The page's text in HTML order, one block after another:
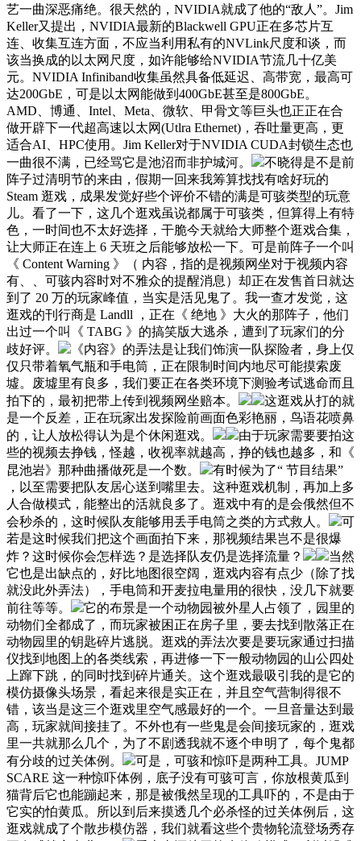
艺一曲深恶痛绝。很天然的，NVIDIA就成了他的“敌人”。Jim
Keller又提出，NVIDIA最新的Blackwell GPU正在多芯片互
连、收集互连方面，不应当利用私有的NVLink尺度和谈，而
该当换成的以太网尺度，如许能够给NVIDIA节流几十亿美
元。NVIDIA Infiniband收集虽然具备低延迟、高带宽，最高可
达200GbE，可是以太网能做到400GbE甚至是800GbE。
AMD、博通、Intel、Meta、微软、甲骨文等巨头也正正在合
做开辟下一代超高速以太网(Utlra Ethernet)，吞吐量更高，更
适合AI、HPC使用。Jim Keller对于NVIDIA CUDA封锁生态也
一曲很不满，已经骂它是池沼而非护城河。
不晓得是不是前
阵子过清明节的来由，假期一回来我筹算找找有啥好玩的
Steam 逛戏，成果发觉好些个评价不错的满是可骇类型的玩意
儿。看了一下，这几个逛戏虽说都属于可骇类，但算得上有特
色，一时间也不太好选择，干脆今天就给大师整个逛戏合集，
让大师正在连上 6 天班之后能够放松一下。可是前阵子一个叫
《 Content Warning 》（ 内容，指的是视频网坐对于视频内容
有、、可骇内容时对不雅众的提醒消息）却正在发售首日就达
到了 20 万的玩家峰值，当实是活见鬼了。我一查才发觉，这
逛戏的刊行商是 Landll ，正在《 绝地 》大火的那阵子，他们
出过一个叫《 TABG 》的搞笑版大逃杀，遭到了玩家们的分
歧好评。
《内容》的弄法是让我们饰演一队探险者，身上仅
仅只带着氧气瓶和手电筒，正在限制时间内地尽可能摸索废
墟。废墟里有良多，我们要正在各类环境下测验考试逃命而且
拍下的，最初把带上传到视频网坐赔本。
这逛戏从打的就
是一个反差，正在玩家出发探险前画面色彩艳丽，鸟语花喷鼻
的，让人放松得认为是个休闲逛戏。
由于玩家需要要拍这
些的视频去挣钱，怪越，收视率就越高，挣的钱也越多，和《
昆池岩》那种曲播做死是一个数。
有时候为了“ 节目结果”
，以至需要把队友居心送到嘴里去。这种逛戏机制，再加上多
人合做模式，能整出的活就良多了。逛戏中有的是会俄然但不
会秒杀的，这时候队友能够用丢手电筒之类的方式救人。
可
若是这时候我们把这个画面拍下来，那视频结果岂不是很爆
炸？这时候你会怎样选？是选择队友仍是选择流量？
当然
它也是出缺点的，好比地图很空阔，逛戏内容有点少（除了找
就没此外弄法），手电筒和开麦拉电量用的很快，没几下就要
前往等等。
它的布景是一个动物园被外星人占领了，园里的
动物们全都成了，而玩家被困正在房子里，要去找到散落正在
动物园里的钥匙碎片逃脱。逛戏的弄法次要是要玩家通过扫描
仪找到地图上的各类线索，再进修一下一般动物园的山公四处
上蹿下跳，的同时找到碎片通关。这个逛戏最吸引我的是它的
模仿摄像头场景，看起来很是实正在，并且空气营制得很不
错，该当是这三个逛戏里空气感最好的一个。一旦音量达到最
高，玩家就间接挂了。不外也有一些鬼是会间接玩家的，逛戏
里一共就那么几个，为了不剧透我就不逐个申明了，每个鬼都
有分歧的过关体例。
可是，可骇和惊吓是两种工具。JUMP
SCARE 这一种惊吓体例，底子没有可骇可言，你放根黄瓜到
猫背后它也能蹦起来，那是被俄然呈现的工具吓的，不是由于
它实的怕黄瓜。所以到后来摸透几个必杀怪的过关体例后，这
逛戏就成了个散步模仿器，我们就看这些个贵物轮流登场秀存